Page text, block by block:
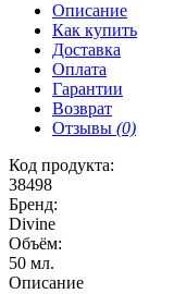
Описание
Как купить
Доставка
Оплата
Гарантии
Возврат
Отзывы (0)
Код продукта:
38498
Бренд:
Divine
Объём:
50 мл.
Описание